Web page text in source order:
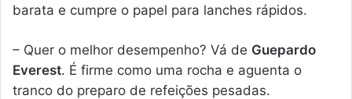
barata e cumpre o papel para lanches rápidos.
– Quer o melhor desempenho? Vá de Guepardo
Everest. É firme como uma rocha e aguenta o
tranco do preparo de refeições pesadas.